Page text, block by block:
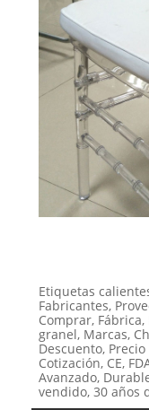
Etiquetas
Fabricantes,
Comprar,
granel, Marcas,
Descuento,
Cotización, CE,
Avanzado,
vendido, 30 años